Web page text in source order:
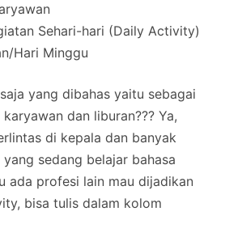
Sehari-hari (Daily Activity)
Hari Minggu
yang dibahas yaitu sebagai
dan liburan??? Ya,
di kepala dan banyak
sedang belajar bahasa
ada profesi lain mau dijadikan
bisa tulis dalam kolom